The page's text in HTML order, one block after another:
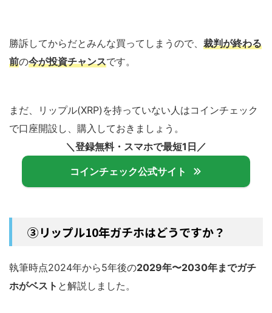
勝訴してからだとみんな買ってしまうので、 裁判が終わる
前の今が投資チャンスです。
まだ、リップル(XRP)を持っていない人はコインチェック
で口座開設し、購入しておきましょう。
＼登録無料・スマホで最短1日／
コインチェック公式サイト
③リップル10年ガチホはどうですか？
執筆時点2024年から5年後の2029年〜2030年までガチ
ホがベスト と解説しました。